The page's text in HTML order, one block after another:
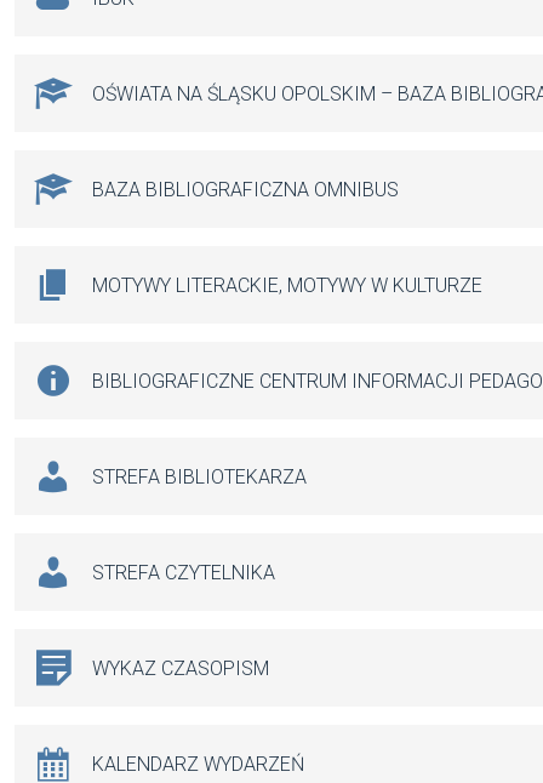
OŚWIATA NA ŚLĄSKU OPOLSKIM – BAZA
BAZA BIBLIOGRAFICZNA OMNIBUS
MOTYWY LITERACKIE, MOTYWY W KULTURZE
BIBLIOGRAFICZNE CENTRUM INFORMACJI
STREFA BIBLIOTEKARZA
STREFA CZYTELNIKA
WYKAZ CZASOPISM
KALENDARZ WYDARZEŃ